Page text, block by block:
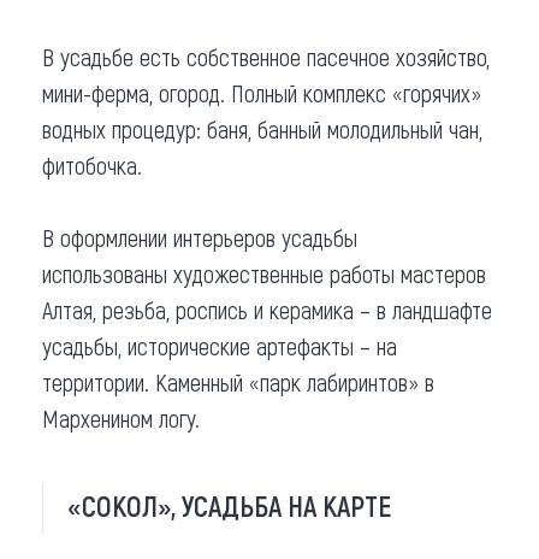
В усадьбе есть собственное пасечное хозяйство,
мини-ферма, огород. Полный комплекс «горячих»
водных процедур: баня, банный молодильный чан,
фитобочка.
В оформлении интерьеров усадьбы
использованы художественные работы мастеров
Алтая, резьба, роспись и керамика – в ландшафте
усадьбы, исторические артефакты – на
территории. Каменный «парк лабиринтов» в
Мархенином логу.
«СОКОЛ», УСАДЬБА НА КАРТЕ